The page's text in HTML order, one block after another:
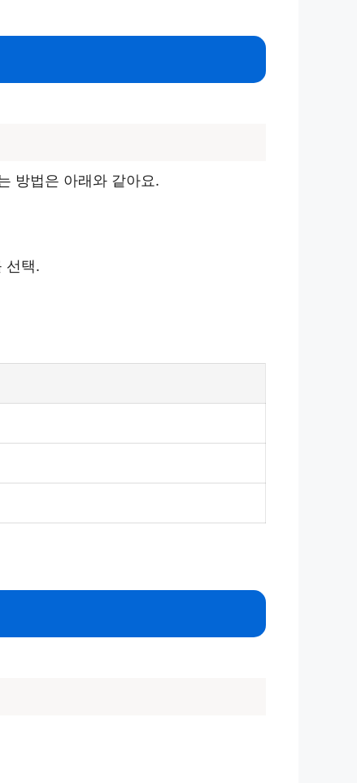
방법은 아래와 같아요.
선택.